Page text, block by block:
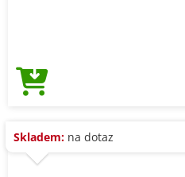
Skladem: na dotaz